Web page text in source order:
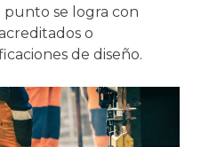
punto se logra con
o
de diseño.